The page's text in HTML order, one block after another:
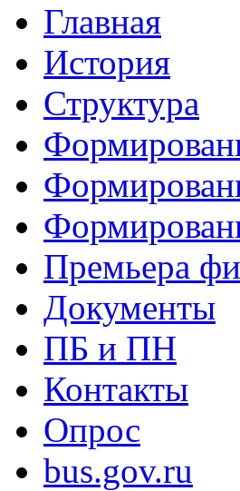
Главная
История
Структура
Премьера
Документы
ПБ и ПН
Контакты
Опрос
bus.gov.ru